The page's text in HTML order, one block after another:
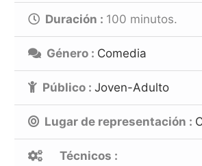
Duración : 100 minutos.
Género : Comedia
Público : Joven-Adulto
Lugar de representación :
Técnicos :